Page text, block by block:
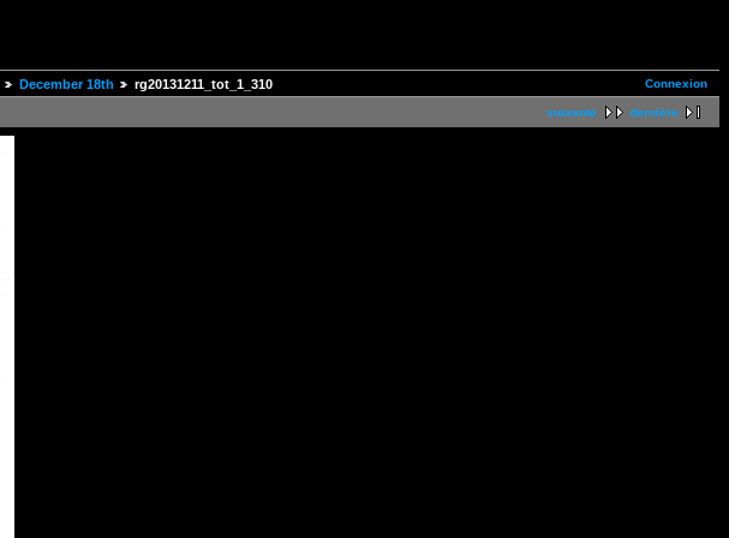
Connexion
December 18th rg20131211_tot_1_310
suivante dernière